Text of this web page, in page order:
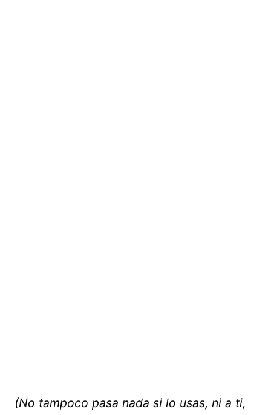
(No tampoco pasa nada si lo usas, ni a ti,